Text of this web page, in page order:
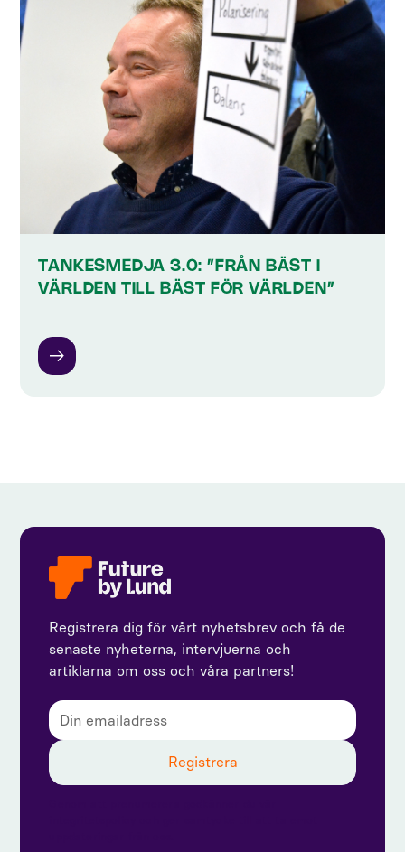
TANKESMEDJA 3.0: ”FRÅN BÄST I
VÄRLDEN TILL BÄST FÖR VÄRLDEN”
Registrera dig för vårt nyhetsbrev och få de
senaste nyheterna, intervjuerna och
artiklarna om oss och våra partners!